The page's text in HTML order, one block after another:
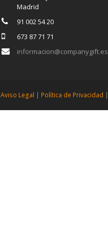
Madrid
91 002 54 20
673 87 71 71
informacion@companygift.es
Aviso Legal | Política de Privacidad |